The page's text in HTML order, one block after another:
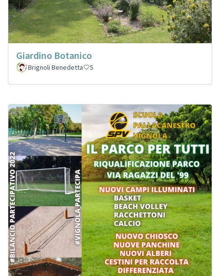
Giardino Botanico
Brignoli Benedetta 5